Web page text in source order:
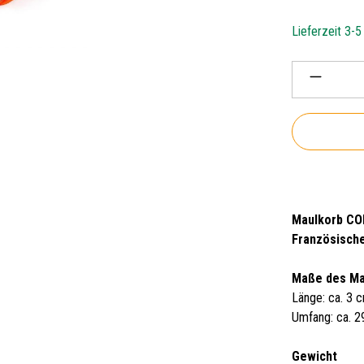
Lieferzeit 3-
Maulkorb
Maße des
Länge: ca. 3
Umfang: ca.
Gewicht